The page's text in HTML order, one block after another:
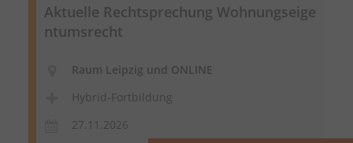
Aktuelle Rechtsprechung Wohnungseige
ntumsrecht
Raum Leipzig und ONLINE
Hybrid-Fortbildung
27.11.2026